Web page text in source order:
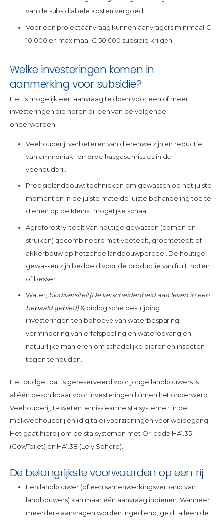
van de subsidiabele kosten vergoed.
Voor een projectaanvraag kunnen aanvragers minimaal €
10.000 en maximaal € 50.000 subsidie krijgen.
Welke investeringen komen in
aanmerking voor subsidie?
Het is mogelijk een aanvraag te doen voor een of meer
investeringen die horen bij een van de volgende
onderwerpen:
Veehouderij: verbeteren van dierenwelzijn en reductie
van ammoniak- en broeikasgasemissies in de
veehouderij.
Precisielandbouw: technieken om gewassen op het juiste
moment en in de juiste mate de juiste behandeling toe te
dienen op de kleinst mogelijke schaal.
Agroforestry: teelt van houtige gewassen (bomen en
struiken) gecombineerd met veeteelt, groenteteelt of
akkerbouw op hetzelfde landbouwperceel. De houtige
gewassen zijn bedoeld voor de productie van fruit, noten
of bessen.
Water, biodiversiteit(De verscheidenheid aan leven in een
bepaald gebied) & biologische bestrijding:
investeringen ten behoeve van waterbesparing,
vermindering van erfafspoeling en wateropvang en
natuurlijke manieren om schadelijke dieren en insecten
tegen te houden.
Het budget dat is gereserveerd voor jonge landbouwers is
alléén beschikbaar voor investeringen binnen het onderwerp
Veehouderij, te weten: emissiearme stalsystemen in de
melkveehouderij en (digitale) voorzieningen voor weidegang.
Het gaat hierbij om de stalsystemen met Or-code HA1.35
(CowToilet) en HA1.38 (Lely Sphere).
De belangrijkste voorwaarden op een rij
Een landbouwer (of een samenwerkingsverband van
landbouwers) kan maar één aanvraag indienen. Wanneer
meerdere aanvragen worden ingediend, geldt alleen de